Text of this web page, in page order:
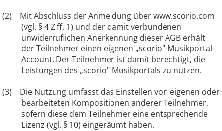
(2) Mit Abschluss der Anmeldung über www.scorio.com
(vgl. § 4 Ziff. 1) und der damit verbundenen
unwiderruflichen Anerkennung dieser AGB erhält
der Teilnehmer einen eigenen „scorio"-Musikportal-
Account. Der Teilnehmer ist damit berechtigt, die
Leistungen des „scorio"-Musikportals zu nutzen.
(3) Die Nutzung umfasst das Einstellen von eigenen oder
bearbeiteten Kompositionen anderer Teilnehmer,
sofern diese dem Teilnehmer eine entsprechende
Lizenz (vgl. § 10) eingeräumt haben.